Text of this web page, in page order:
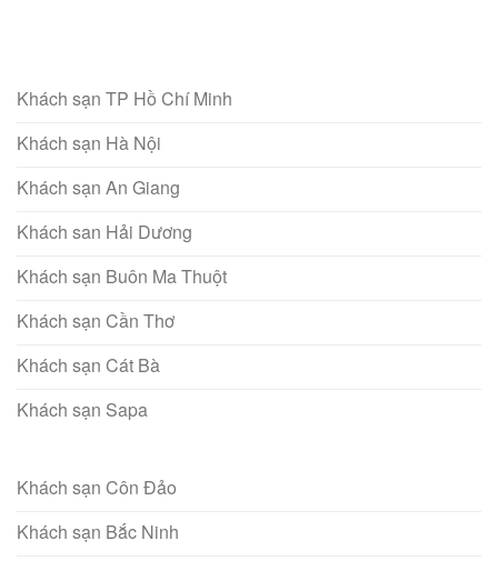
Khách sạn TP Hồ Chí Minh
Khách sạn Hà Nội
Khách sạn An Giang
Khách san Hải Dương
Khách sạn Buôn Ma Thuột
Khách sạn Cần Thơ
Khách sạn Cát Bà
Khách sạn Sapa
Khách sạn Côn Đảo
Khách sạn Bắc Ninh